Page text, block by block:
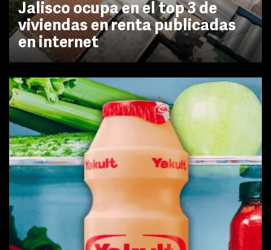
Jalisco ocupa en el top 3 de
viviendas en renta publicadas
en internet